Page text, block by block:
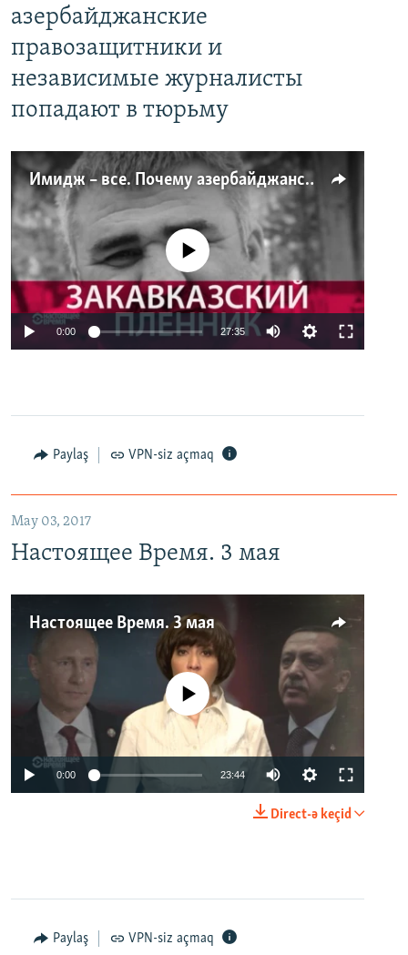
азербайджанские
правозащитники и
независимые журналисты
попадают в тюрьму
Имидж – все. Почему азербайджанские правозащитники и независимые журналисты попадают в тюрьму
No media source currently available
0:00 27:35
Paylaş VPN-siz açmaq
May 03, 2017
Настоящее Время. 3 мая
Настоящее Время. 3 мая
No media source currently available
0:00 23:44
Direct-ə keçid
Paylaş VPN-siz açmaq